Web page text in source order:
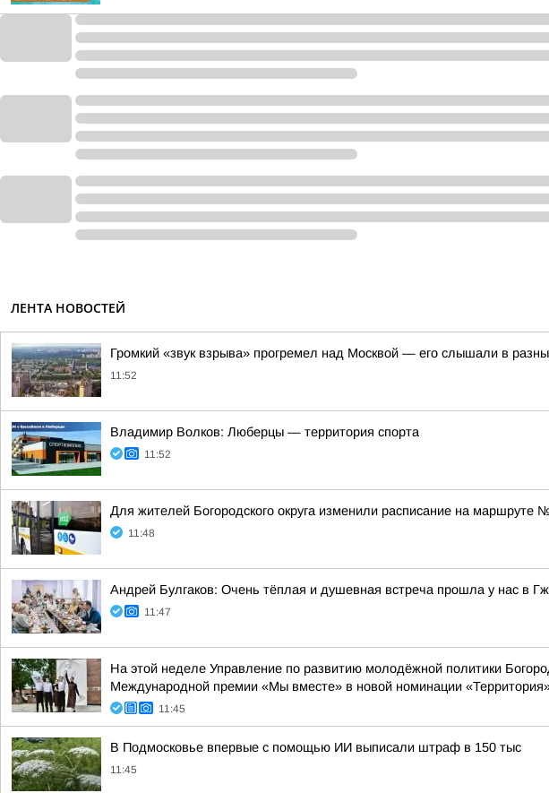
ЛЕНТА НОВОСТЕЙ
Громкий «звук взрыва» прогремел над Москвой — его слышали в
11:52
Владимир Волков: Люберцы — территория спорта
11:52
Для жителей Богородского округа изменили расписание на маршруте
11:48
Андрей Булгаков: Очень тёплая и душевная встреча прошла у нас в
11:47
На этой неделе Управление по развитию молодёжной политики
Международной премии «Мы вместе» в новой номинации
11:45
В Подмосковье впервые с помощью ИИ выписали штраф в 150 тыс
11:45